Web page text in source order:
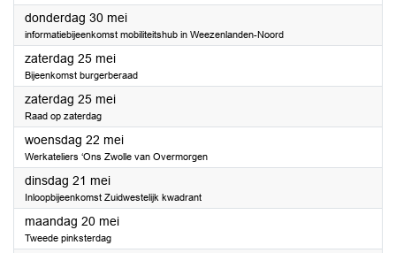
donderdag 30 mei2024
informatiebijeenkomst mobiliteitshub in Weezenlanden-Noord
zaterdag 25 mei2024
Bijeenkomst burgerberaad
zaterdag 25 mei2024
Raad op zaterdag
woensdag 22 mei2024
Werkateliers ‘Ons Zwolle van Overmorgen
dinsdag 21 mei2024
Inloopbijeenkomst Zuidwestelijk kwadrant
maandag 20 mei2024
Tweede pinksterdag